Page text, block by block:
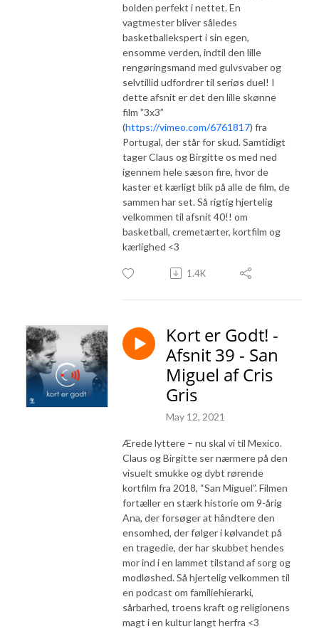
bolden perfekt i nettet. En
vagtmester bliver således
basketballekspert i sin egen,
ensomme verden, indtil den lille
rengøringsmand med gulvsvaber og
selvtillid udfordrer til seriøs duel! I
dette afsnit er det den lille skønne
film ”3x3”
(https://vimeo.com/6761817) fra
Portugal, der står for skud. Samtidigt
tager Claus og Birgitte os med ned
igennem hele sæson fire, hvor de
kaster et kærligt blik på alle de film, de
sammen har set. Så rigtig hjertelig
velkommen til afsnit 40!! om
basketball, cremetærter, kortfilm og
kærlighed <3
1.4K
Kort er Godt! -
Afsnit 39 - San
Miguel af Cris
Gris
May 12, 2021
Ærede lyttere – nu skal vi til Mexico.
Claus og Birgitte ser nærmere på den
visuelt smukke og dybt rørende
kortfilm fra 2018, “San Miguel”. Filmen
fortæller en stærk historie om 9-årig
Ana, der forsøger at håndtere den
ensomhed, der følger i kølvandet på
en tragedie, der har skubbet hendes
mor ind i en lammet tilstand af sorg og
modløshed. Så hjertelig velkommen til
en podcast om familiehierarki,
sårbarhed, troens kraft og religionens
magt i en kultur langt herfra <3